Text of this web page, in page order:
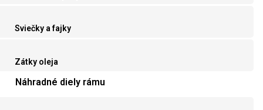
Sviečky a fajky
Zátky oleja
Náhradné diely rámu